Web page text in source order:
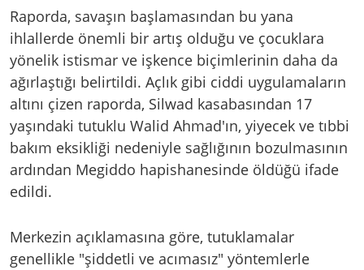
Raporda, savaşın başlamasından bu yana
ihlallerde önemli bir artış olduğu ve çocuklara
yönelik istismar ve işkence biçimlerinin daha da
ağırlaştığı belirtildi. Açlık gibi ciddi uygulamaların
altını çizen raporda, Silwad kasabasından 17
yaşındaki tutuklu Walid Ahmad'ın, yiyecek ve tıbbi
bakım eksikliği nedeniyle sağlığının bozulmasının
ardından Megiddo hapishanesinde öldüğü ifade
edildi.
Merkezin açıklamasına göre, tutuklamalar
genellikle "şiddetli ve acımasız" yöntemlerle